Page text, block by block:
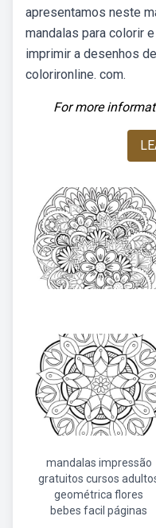
apresentamos neste
mandalas para colorir
imprimir a desenhos
colorironline. com.
For more
mandalas impressão
gratuitos cursos
geométrica flores
bebes facil páginas